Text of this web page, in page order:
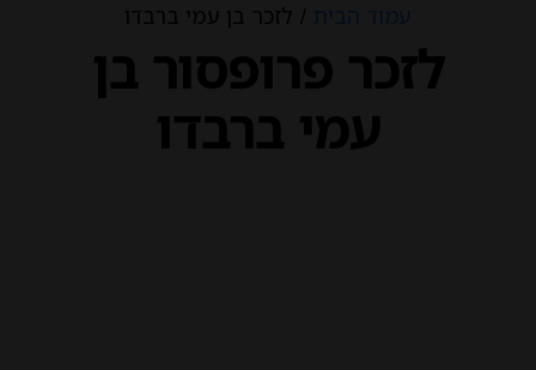
/ לזכר בן עמי ברבדו
לזכר פרופסור בן
עמי ברבדו